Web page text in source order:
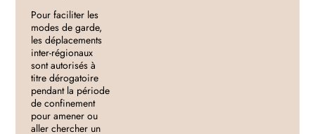
Pour faciliter les
modes de garde,
les déplacements
inter-régionaux
sont autorisés à
titre dérogatoire
pendant la période
de confinement
pour amener ou
aller chercher un